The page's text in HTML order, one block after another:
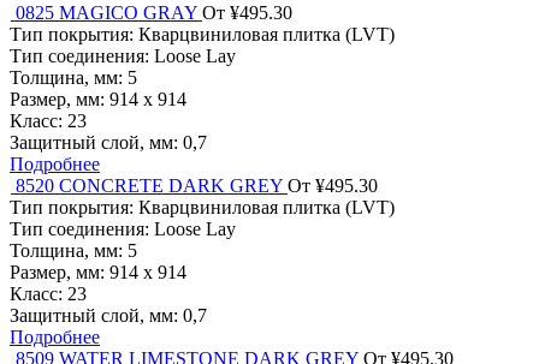
0825 MAGICO GRAY От ¥495.30
Тип покрытия: Кварцвиниловая плитка (LVT)
Тип соединения: Loose Lay
Толщина, мм: 5
Размер, мм: 914 х 914
Класс: 23
Защитный слой, мм: 0,7
Подробнее
8520 CONCRETE DARK GREY От ¥495.30
Тип покрытия: Кварцвиниловая плитка (LVT)
Тип соединения: Loose Lay
Толщина, мм: 5
Размер, мм: 914 х 914
Класс: 23
Защитный слой, мм: 0,7
Подробнее
8509 WATER LIMESTONE DARK GREY От ¥495.30